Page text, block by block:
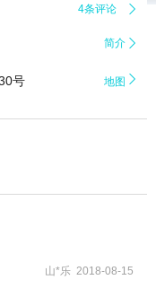
4条评论 
简介 
号 地图 
山*乐 2018-08-15